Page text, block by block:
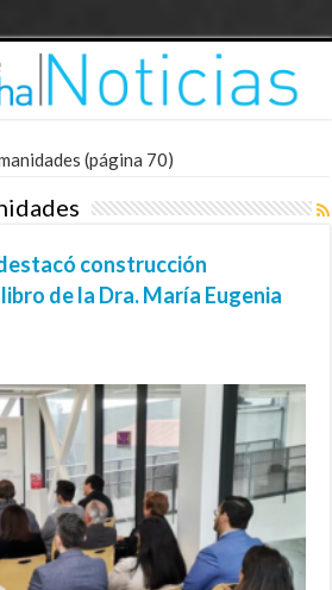
(página 70)
construcción
de la Dra. María Eugenia